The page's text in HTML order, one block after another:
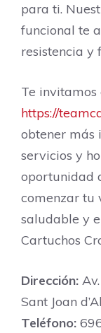
para ti.
funcional te
resistencia y
Te
https://
obtener más
servicios y
oportunidad
comenzar tu
saludable y
Cartuchos
Dirección:
Sant Joan
Teléfono: